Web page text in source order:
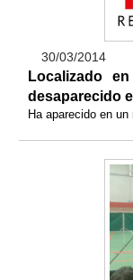
30/03/2014
Localizado
desaparecido
Ha aparecido en